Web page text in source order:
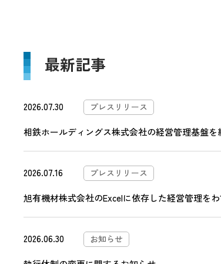
最新記事
2026.07.30 プレスリリース
相鉄ホールディングス株式会社の経営管理基盤
2026.07.16 プレスリリース
旭有機材株式会社のExcelに依存した経営管理を
2026.06.30 お知らせ